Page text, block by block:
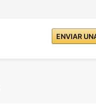
ENVIAR